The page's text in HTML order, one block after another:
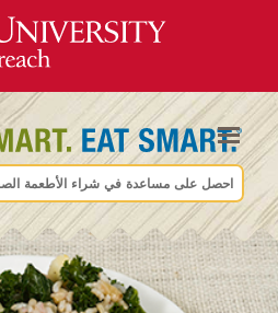
احصل على مساعدة في شراء الأطعمة